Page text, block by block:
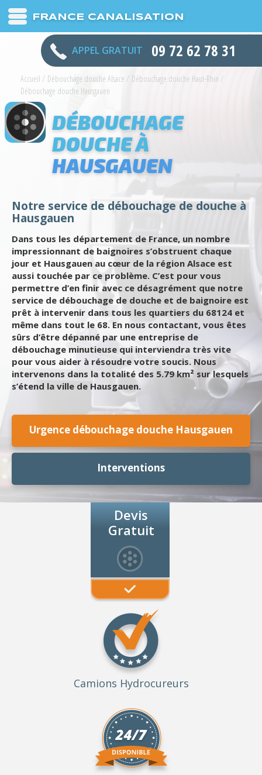
FRANCE CANALISATION
APPEL GRATUIT 09 72 62 78 31
Accueil / Débouchage douche Alsace / Débouchage douche Haut-Rhin /
Débouchage douche Hausgauen
DÉBOUCHAGE
DOUCHE À
HAUSGAUEN
Notre service de débouchage de douche à
Hausgauen
Dans tous les département de France, un nombre
impressionnant de baignoires s’obstruent chaque
jour et Hausgauen au cœur de la région Alsace est
aussi touchée par ce problème. C’est pour vous
permettre d’en finir avec ce désagrément que notre
service de débouchage de douche et de baignoire est
prêt à intervenir dans tous les quartiers du 68124 et
même dans tout le 68. En nous contactant, vous êtes
sûrs d’être dépanné par une entreprise de
débouchage minutieuse qui interviendra très vite
pour vous aider à résoudre votre soucis. Nous
intervenons dans la totalité des 5.79 km² sur lesquels
s’étend la ville de Hausgauen.
Urgence débouchage douche Hausgauen
Interventions
Devis
Gratuit
Camions Hydrocureurs